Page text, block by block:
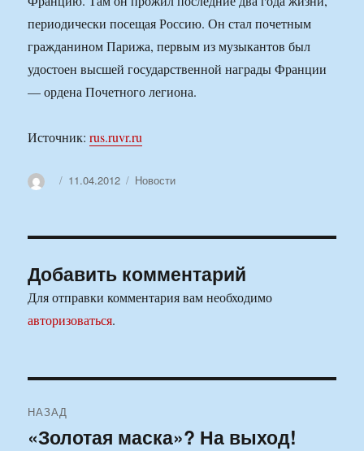
периодически посещая Россию. Он стал почетным
гражданином Парижа, первым из музыкантов был
удостоен высшей государственной награды Франции
— ордена Почетного легиона.
Источник:rus.ruvr.ru
АвторОпубликовано
11.04.2012 Рубрики
Новости
Добавить комментарий
Для отправки комментария вам необходимо
авторизоваться.
по
НАЗАД
Предыдущая
«Золотая маска»? На выход!